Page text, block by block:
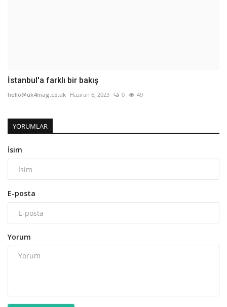
İstanbul'a farklı bir bakış
hello@uk4mag.co.uk Haziran 6, 2023 0 49
YORUMLAR
İsim
E-posta
Yorum